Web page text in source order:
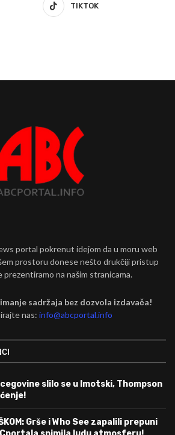
TIKTOK
portal pokrenut idejom da u moru web
prostoru donese nešto drukčiji pristup
prezentiramo na našim stranicama.
sadržaja bez dozvola izdavača!
nas:info@abcportal.info
slilo se u Imotski, Thompson
Grše i Who See zapalili prepuni